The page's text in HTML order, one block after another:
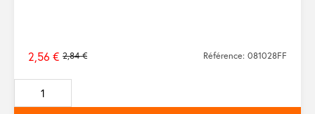
Prix
de
base
2,84 €
2,56 € Référence: 081028FF